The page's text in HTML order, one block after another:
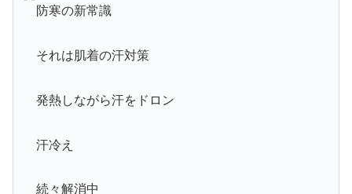
防寒の新常識
それは肌着の汗対策
発熱しながら汗をドロン
汗冷え
続々解消中